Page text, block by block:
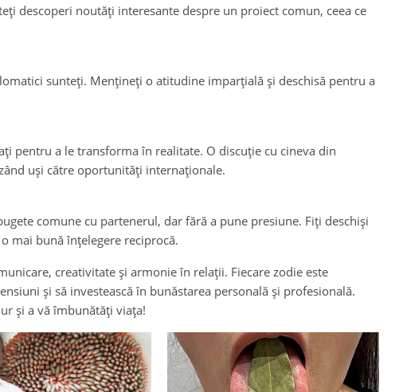
descoperi noutăți interesante despre un proiect comun, ceea ce
sunteți. Mențineți o atitudine imparțială și deschisă pentru a
pentru a le transforma în realitate. O discuție cu cineva din
uși către oportunități internaționale.
comune cu partenerul, dar fără a pune presiune. Fiți deschiși
mai bună înțelegere reciprocă.
creativitate și armonie în relații. Fiecare zodie este
și să investească în bunăstarea personală și profesională.
și a vă îmbunătăți viața!